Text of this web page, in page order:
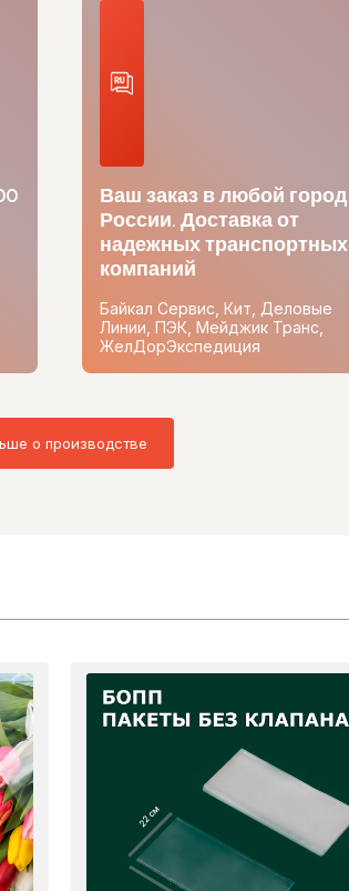
Ваш заказ в любой город
России. Доставка от
надежных транспортных
компаний
Байкал Сервис, Кит, Деловые
Линии, ПЭК, Мейджик Транс,
ЖелДорЭкспедиция
о производстве
22 см